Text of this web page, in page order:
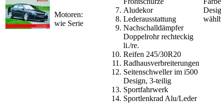
Motoren:
wie Serie
Aludekor
Lederausstattung
Nachschalldämpfer
Doppelrohr rechteckig
li./re.
Reifen 245/30R20
Radhausverbreiterungen
Seitenschweller im i500
Design, 3-teilig
Sportfahrwerk
Sportlenkrad Alu/Leder